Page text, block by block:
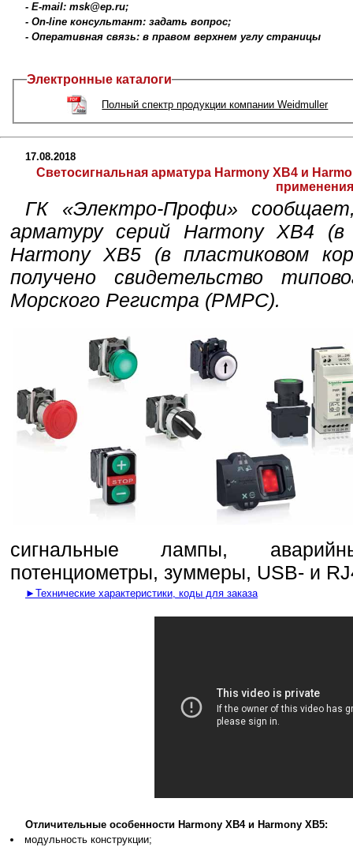
- E-mail: msk@ep.ru;
- On-line консультант: задать вопрос;
- Оперативная связь: в правом верхнем углу страницы
Электронные каталоги
Полный спектр продукции компании Weidmuller
17.08.2018
Светосигнальная арматура Harmony XB4 и
ГК «Электро-Профи»
арматуру серий Harmony XB4
Harmony XB5 (в пластиковом
получено свидетельство
Морского Регистра (РМРС).
сигнальные лампы,
потенциометры, зуммеры, USB- и
►Технические характеристики, коды для заказа
Отличительные особенности Harmony XB4 и Harmony XB5:
модульность конструкции;